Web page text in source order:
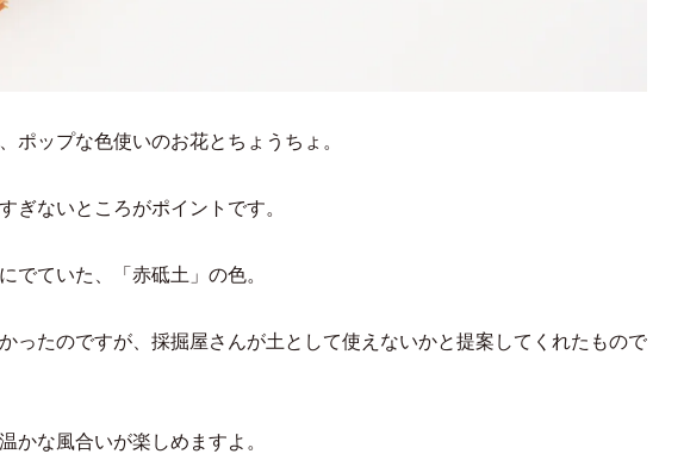
ポップな色使いのお花とちょうちょ。
ぎないところがポイントです。
でていた、「赤砥土」の色。
ったのですが、採掘屋さんが土として使えないかと提案してくれたもので
かな風合いが楽しめますよ。